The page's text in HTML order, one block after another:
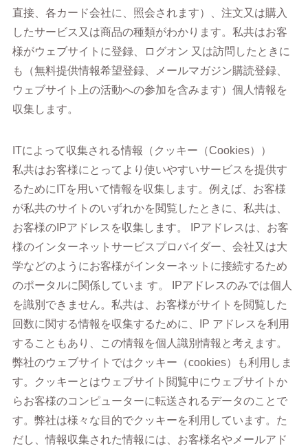
直接、各カード会社に、照会されます）、注文又は購入
したサービス又は商品の種類がわかります。私共はお客
様がウェブサイトに登録、ログオン 又は訪問したときに
も（無料提供情報希望登録、メールマガジン購読登録、
ウェブサイト上の活動への参加を含みます）個人情報を
収集します。
ITによって収集される情報（クッキー（Cookies））
私共はお客様にとってより使いやすいサービスを提供す
るためにITを用いて情報を収集します。例えば、お客様
が私共のサイトのいずれかを閲覧したときに、私共は、
お客様のIPアドレスを収集します。 IPアドレスは、お客
様のインターネットサービスプロバイダー、会社又は大
学などのようにお客様がインターネットに接続するため
のポータルに関係していま す。 IPアドレスのみでは個人
を識別できません。私共は、お客様がサイトを閲覧した
回数に関する情報を収集するために、IP アドレスを利用
することもあり、この情報を個人識別情報と考えます。
弊社のウェブサイトではクッキー（cookies）も利用しま
す。クッキーとはウェブサイト閲覧中にウェブサイトか
らお客様のコンピューターに転送されるデータのことで
す。弊社は様々な目的でクッキーを利用しています。た
だし、情報収集された情報には、お客様名やメールアド